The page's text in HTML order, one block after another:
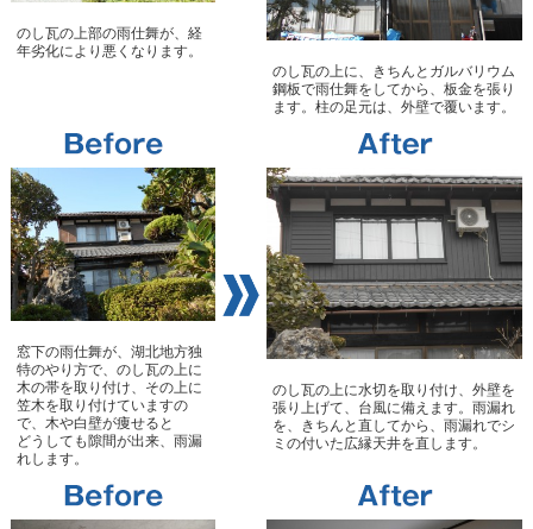
のし瓦の上部の雨仕舞が、経
年劣化により悪くなります。
のし瓦の上に、きちんとガルバリウム
鋼板で雨仕舞をしてから、板金を張り
ます。柱の足元は、外壁で覆います。
窓下の雨仕舞が、湖北地方独
特のやり方で、のし瓦の上に
木の帯を取り付け、その上に
笠木を取り付けていますの
で、木や白壁が痩せると
どうしても隙間が出来、雨漏
れします。
のし瓦の上に水切を取り付け、外壁を
張り上げて、台風に備えます。雨漏れ
を、きちんと直してから、雨漏れでシ
ミの付いた広縁天井を直します。